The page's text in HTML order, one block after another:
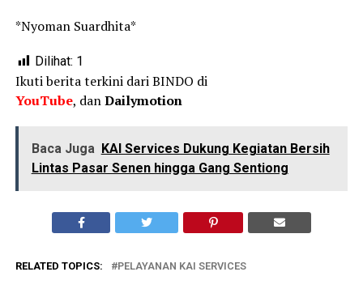
*Nyoman Suardhita*
Dilihat: 1
Ikuti berita terkini dari BINDO di
YouTube, danDailymotion
Baca Juga KAI Services Dukung Kegiatan Bersih
Lintas Pasar Senen hingga Gang Sentiong
RELATED TOPICS: PELAYANAN KAI SERVICES